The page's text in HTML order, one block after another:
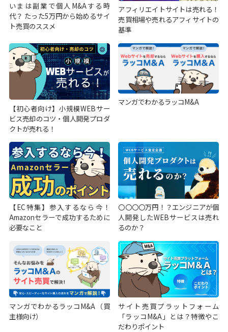
いまは副業で個人M&Aする時
代？ たった5万円から始めるサイ
ト売買のススメ
アフィリエイトサイトは売れる！
売買相場や売れるアフィサイトの
基準
【初心者向け】小規模WEBサー
ビス売却のコツ・個人開発プロダ
クトが売れる！
マンガでわかるラッコM&A
【EC特集】参入するなら今！
Amazonセラーで成功するために
必要なこと
〇〇〇〇万円！？エンジニアが個
人開発したWEBサービスは売れ
るのか？
マンガでわかるラッコM&A（買
主様向け）
サイト売買プラットフォーム
「ラッコM&A」とは？特徴やこ
だわりポイント